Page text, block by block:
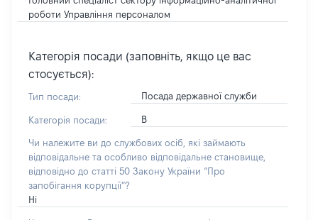
роботи Управління персоналом
Категорія посади (заповніть, якщо це вас
стосується):
Тип посади: Посада державної служби
Категорія посади: В
Чи належите ви до службових осіб, які займають
відповідальне та особливо відповідальне становище,
відповідно до статті 50 Закону України “Про
запобігання корупції”?
Ні